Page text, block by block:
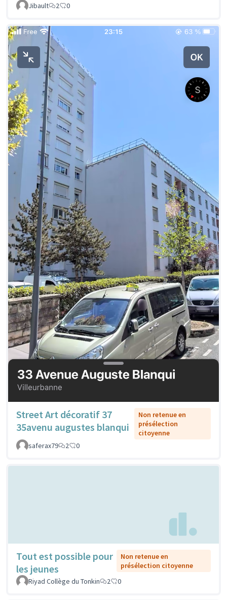
Jibault 2 0
Street Art décoratif 37
35avenu augustes blanqui
Non retenue en
présélection
citoyenne
saferax79
2 0
Tout est possible pour
les jeunes
Non retenue en
présélection citoyenne
Riyad Collège du Tonkin
2 0